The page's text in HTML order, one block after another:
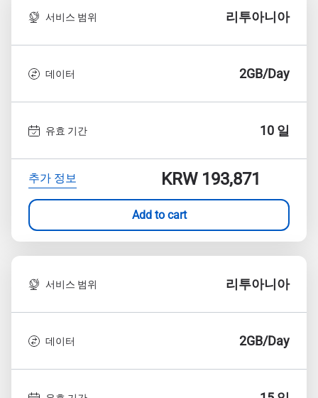
서비스 범위 리투아니아
데이터 2GB/Day
유효 기간 10 일
추가 정보 KRW 193,871
Add to cart
서비스 범위 리투아니아
데이터 2GB/Day